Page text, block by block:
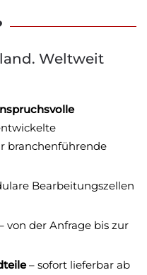
Weltweit
branchenführende
Bearbeitungszellen
von der Anfrage bis zur
– sofort lieferbar ab